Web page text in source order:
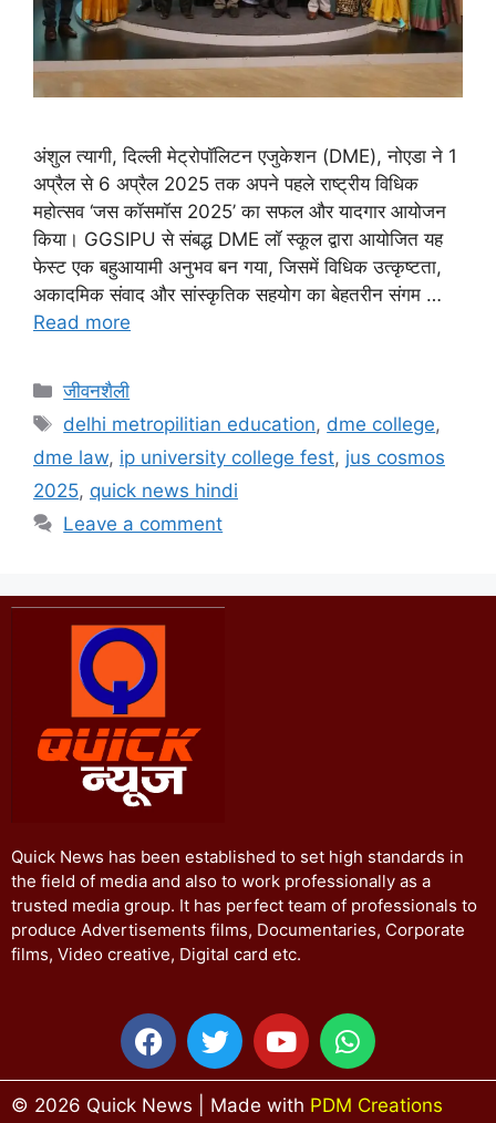
अंशुल त्यागी, दिल्ली मेट्रोपॉलिटन एजुकेशन (DME), नोएडा ने 1
अप्रैल से 6 अप्रैल 2025 तक अपने पहले राष्ट्रीय विधिक
महोत्सव ‘जस कॉसमॉस 2025’ का सफल और यादगार आयोजन
किया। GGSIPU से संबद्ध DME लॉ स्कूल द्वारा आयोजित यह
फेस्ट एक बहुआयामी अनुभव बन गया, जिसमें विधिक उत्कृष्टता,
अकादमिक संवाद और सांस्कृतिक सहयोग का बेहतरीन संगम …
Read more
जीवनशैली
delhi metropilitian education, dme college,
dme law, ip university college fest, jus cosmos
2025, quick news hindi
Leave a comment
Quick News has been established to set high standards in
the field of media and also to work professionally as a
trusted media group. It has perfect team of professionals to
produce Advertisements films, Documentaries, Corporate
films, Video creative, Digital card etc.
© 2026 Quick News | Made with PDM Creations